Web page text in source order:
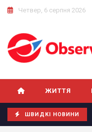
Четвер, 6 серпня 2026
ЖИТТЯ
ШВИДКІ НОВИНИ
вдарила 8 КАБами по